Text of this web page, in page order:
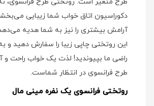
دکوراسیون اتاق خواب شما زیبایی
آرامش بیشتری را نیز به شما هدیه
این روتختی چاپی زیبا را سفارش دهید و
راضی ما بپیوندید! لذت یک خواب راحت و
طرح فرانسوی در انتظار شماست.
روتختی فرانسوی یک نفره مینی مال